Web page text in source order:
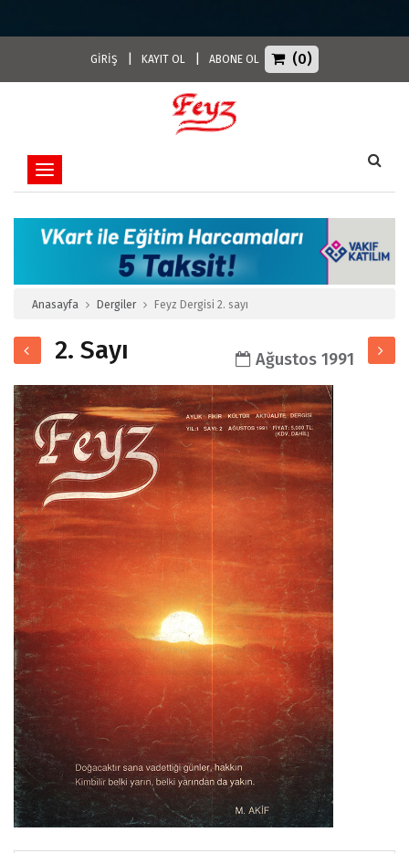
GİRİŞ KAYIT OL ABONE OL (0)
Toggle navigation
Anasayfa Dergiler Feyz Dergisi 2. sayı
2. Sayı Ağustos 1991